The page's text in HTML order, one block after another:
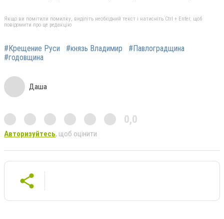
Якщо ви помітили помилку, виділіть необхідний текст і натисніть Ctrl + Enter, щоб
повідомити про це редакцію
#Крещение Руси #князь Владимир
#Павлоградщина
#годовщина
Даша
0,0
Авторизуйтесь, щоб оцінити